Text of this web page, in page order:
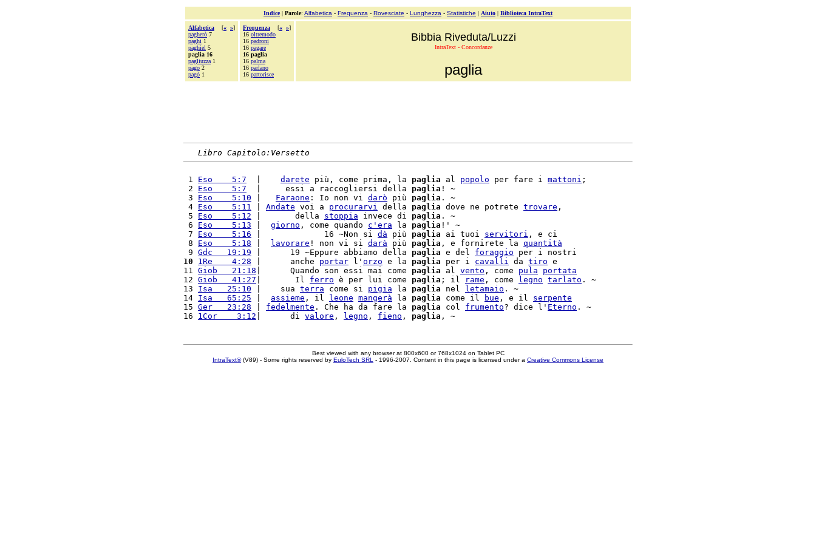
Indice| Parole: Alfabetica - Frequenza - Rovesciate - Lunghezza - Statistiche | Aiuto | Biblioteca IntraText
Alfabetica [« »]
pagherò 7
paghi 1
paghiel 5
paglia 16
pagliuzza 1
pago 2
pagò 1
Frequenza [« »]
16 oltremodo
16 padroni
16 pagare
16 paglia
16 palma
16 parlano
16 partorisce
Bibbia Riveduta/Luzzi
IntraText - Concordanze
paglia
Libro Capitolo:Versetto
1 Eso    5:7 darete più, come prima, la paglia al popolo per fare i mattoni ;
2 Eso    5:7
  |     essi a raccogliersi della
paglia ! ~
3 Eso    5:10 Faraone : Io non vi darò più paglia . ~
4 Eso    5:11 Andate voi a procurarvi della paglia dove ne potrete trovare ,
5 Eso    5:12 |       della stoppia invece di paglia . ~
6 Eso    5:13 giorno , come quando c' era la paglia !' ~
7 Eso    5:16 |             16 ~Non si dà più paglia ai tuoi servitori , e ci
8 Eso    5:18 lavorare ! non vi si darà più paglia , e fornirete la quantità
9 Gdc   19:19 |      19 ~Eppure abbiamo della paglia e del foraggio
10
1Re    4:28 |      anche portar l' orzo e la paglia per i cavalli da tiro e
11 Giob   21:18 |      Quando son essi mai come paglia al vento , come pula
portata
12 Giob   41:27 |       Il ferro è per lui come paglia ; il rame , come legno tarlato . ~
13 Isa   25:10 |    sua terra come si pigia la paglia nel letamaio . ~
14 Isa   65:25 assieme , il leone mangerà la paglia come il bue , e il serpente
15 Ger   23:28 fedelmente . Che ha da fare la paglia col frumento? dice l' Eterno . ~
16 1Cor    3:12 |      di valore , legno , fieno , paglia
Best viewed with any browser at 800x600 or 768x1024 on Tablet PC
IntraText®(V89) - Some rights reserved by EuloTech SRL - 1996-2007. Content in this page is licensed under a Creative Commons License